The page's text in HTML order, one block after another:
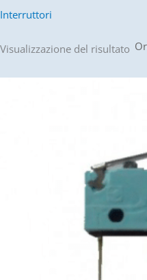
Interruttori
Visualizzazione del risultato